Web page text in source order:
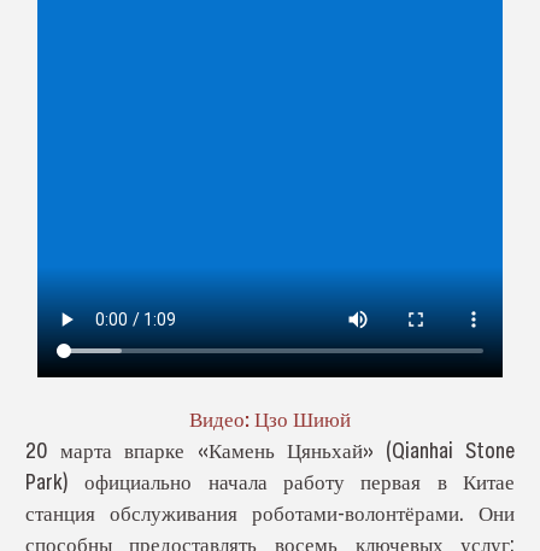
Видео: Цзо Шиюй
20 марта впарке «Камень Цяньхай» (Qianhai Stone
Park) официально начала работу первая в Китае
станция обслуживания роботами-волонтёрами. Они
способны предоставлять восемь ключевых услуг: